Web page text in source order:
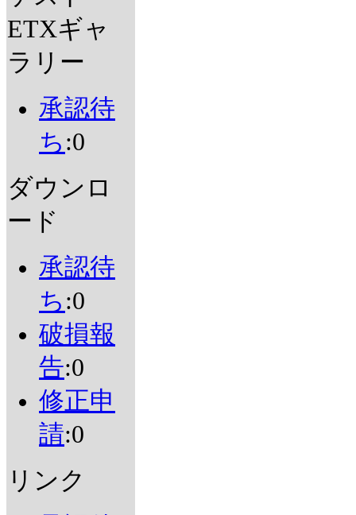
ETXギャ
ラリー
承認待
ち :0
ダウンロ
ード
承認待
ち :0
破損報
告:0
修正申
請:0
リンク